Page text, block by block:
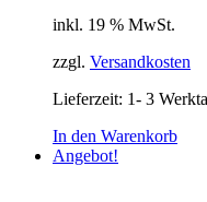
war:
ist:
inkl. 19 % MwSt.
zzgl. Versandkosten
Lieferzeit: 1- 3
In den Warenkorb
Angebot!